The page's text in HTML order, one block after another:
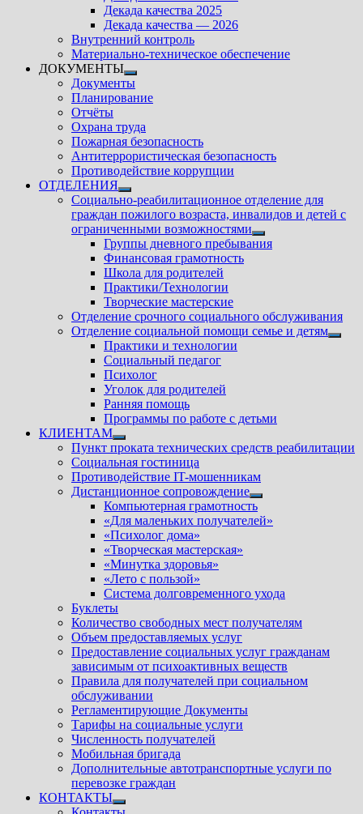
подменю
Декада качества 2025
Декада качества — 2026
Внутренний контроль
Материально-техническое обеспечение
ДОКУМЕНТЫ
Показать
подменю
Документы
Планирование
Отчёты
Охрана труда
Пожарная безопасность
Антитеррористическая безопасность
Противодействие коррупции
ОТДЕЛЕНИЯ
Показать
подменю
Социально-реабилитационное отделение для
граждан пожилого возраста, инвалидов и детей с
ограниченными возможностями
Показать
подменю
Группы дневного пребывания
Финансовая грамотность
Школа для родителей
Практики/Технологии
Творческие мастерские
Отделение срочного социального обслуживания
Отделение социальной помощи семье и детям
Практики и технологии
Социальный педагог
Психолог
Уголок для родителей
Ранняя помощь
Программы по работе с детьми
КЛИЕНТАМ
Показать
подменю
Пункт проката технических средств реабилитации
Социальная гостиница
Противодействие IT-мошенникам
Дистанционное сопровождение
Показать
подменю
Компьютерная грамотность
«Для маленьких получателей»
«Психолог дома»
«Творческая мастерская»
«Минутка здоровья»
«Лето с пользой»
Система долговременного ухода
Буклеты
Количество свободных мест получателям
Объем предоставляемых услуг
Предоставление социальных услуг гражданам
зависимым от психоактивных веществ
Правила для получателей при социальном
обслуживании
Регламентирующие Документы
Тарифы на социальные услуги
Численность получателей
Мобильная бригада
Дополнительные автотранспортные услуги по
перевозке граждан
КОНТАКТЫ
Показать